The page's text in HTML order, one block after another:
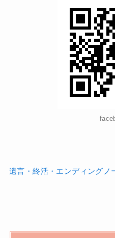
遺言・終活・エンディングノ